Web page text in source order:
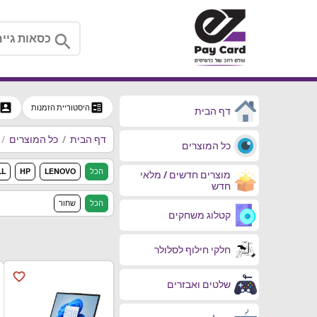
search
דף הבית
כל המוצרים
מוצרים חדשים / מלאי
חדש
קטלוג משחקים
חלקי חילוף לסלולר
שלטים ואבזרים
ballot היסטוריית הזמנות
דף הבית כל המוצרים
הכל LENOVO
HP
הכל שחור
favorite_border